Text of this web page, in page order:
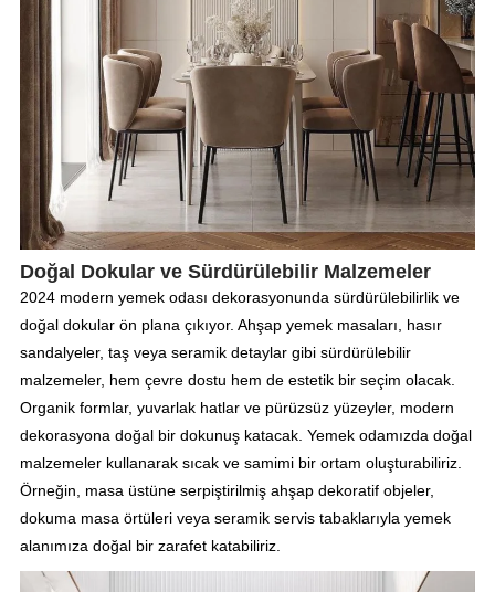
Doğal Dokular ve Sürdürülebilir Malzemeler
2024 modern yemek odası dekorasyonunda sürdürülebilirlik ve
doğal dokular ön plana çıkıyor. Ahşap yemek masaları, hasır
sandalyeler, taş veya seramik detaylar gibi sürdürülebilir
malzemeler, hem çevre dostu hem de estetik bir seçim olacak.
Organik formlar, yuvarlak hatlar ve pürüzsüz yüzeyler, modern
dekorasyona doğal bir dokunuş katacak. Yemek odamızda doğal
malzemeler kullanarak sıcak ve samimi bir ortam oluşturabiliriz.
Örneğin, masa üstüne serpiştirilmiş ahşap dekoratif objeler,
dokuma masa örtüleri veya seramik servis tabaklarıyla yemek
alanımıza doğal bir zarafet katabiliriz.